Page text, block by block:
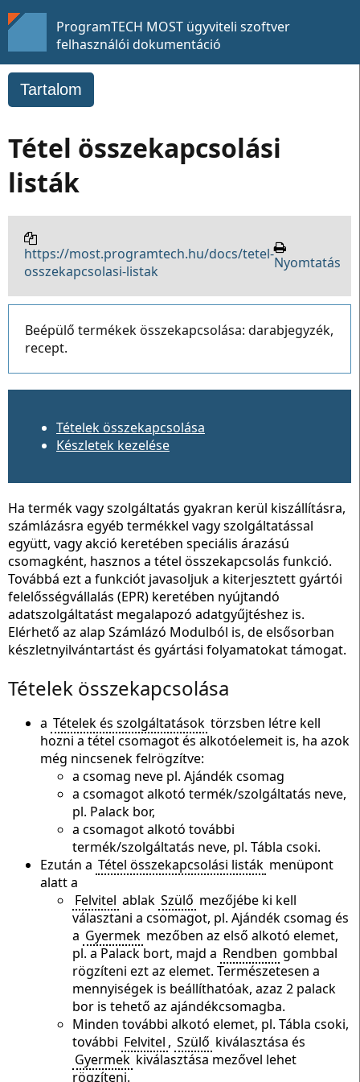
ProgramTECH MOST ügyviteli szoftver
felhasználói dokumentáció
Tartalom
Tétel összekapcsolási
listák
https://most.programtech.hu/docs/tetel-
osszekapcsolasi-listak
Nyomtatás
Beépülő termékek összekapcsolása: darabjegyzék,
recept.
Tételek összekapcsolása
Készletek kezelése
Ha termék vagy szolgáltatás gyakran kerül kiszállításra,
számlázásra egyéb termékkel vagy szolgáltatással
együtt, vagy akció keretében speciális árazású
csomagként, hasznos a tétel összekapcsolás funkció.
Továbbá ezt a funkciót javasoljuk a kiterjesztett gyártói
felelősségvállalás (EPR) keretében nyújtandó
adatszolgáltatást megalapozó adatgyűjtéshez is.
Elérhető az alap Számlázó Modulból is, de elsősorban
készletnyilvántartást és gyártási folyamatokat támogat.
Tételek összekapcsolása
a Tételek és szolgáltatások törzsben létre kell
hozni a tétel csomagot és alkotóelemeit is, ha azok
még nincsenek felrögzítve:
a csomag neve pl. Ajándék csomag
a csomagot alkotó termék/szolgáltatás neve,
pl. Palack bor,
a csomagot alkotó további
termék/szolgáltatás neve, pl. Tábla csoki.
Ezután a Tétel összekapcsolási listák menüpont
alatt a
Felvitel ablak Szülő mezőjébe ki kell
választani a csomagot, pl. Ajándék csomag és
a Gyermek mezőben az első alkotó elemet,
pl. a Palack bort, majd a Rendben gombbal
rögzíteni ezt az elemet. Természetesen a
mennyiségek is beállíthatóak, azaz 2 palack
bor is tehető az ajándékcsomagba.
Minden további alkotó elemet, pl. Tábla csoki,
további Felvitel , Szülő kiválasztása és
Gyermek kiválasztása mezővel lehet
rögzíteni.